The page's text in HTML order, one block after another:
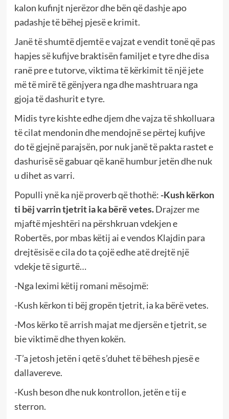
kalon kufinjt njerëzor dhe bën që dashje apo
padashje të bëhej pjesë e krimit.
Janë të shumtë djemtë e vajzat e vendit tonë që pas
hapjes së kufijve braktisën familjet e tyre dhe disa
ranë pre e tutorve, viktima të kërkimit të një jete
më të mirë të gënjyera nga dhe mashtruara nga
gjoja të dashurit e tyre.
Midis tyre kishte edhe djem dhe vajza të shkolluara
të cilat mendonin dhe mendojnë se përtej kufijve
do të gjejnë parajsën, por nuk janë të pakta rastet e
dashurisë së gabuar që kanë humbur jetën dhe nuk
u dihet as varri.
Populli ynë ka një proverb që thothë: -Kush kërkon
ti bëj varrin tjetrit ia ka bërë vetes.Drajzer me
mjaftë mjeshtëri na përshkruan vdekjen e
Robertës, por mbas këtij ai e vendos Klajdin para
drejtësisë e cila do ta çojë edhe atë drejtë një
vdekje të sigurtë…
-Nga leximi këtij romani mësojmë:
-Kush kërkon ti bëj gropën tjetrit, ia ka bërë vetes.
-Mos kërko të arrish majat me djersën e tjetrit, se
bie viktimë dhe thyen kokën.
-T’a jetosh jetën i qetë s’duhet të bëhesh pjesë e
dallavereve.
-Kush beson dhe nuk kontrollon, jetën e tij e
sterron.